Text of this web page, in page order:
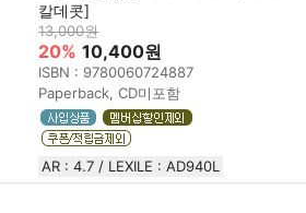
칼데콧]
13,000원
20% 10,400원
ISBN : 9780060724887
Paperback, CD미포함
AR : 4.7 / LEXILE : AD940L